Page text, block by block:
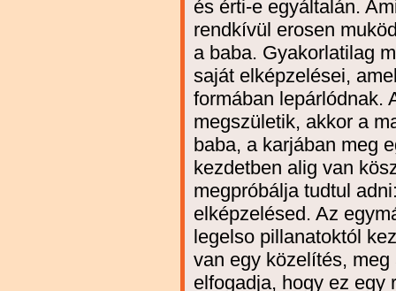
és érti-e egyáltalán.
rendkívül erosen
a baba. Gyakorlatilag
saját elképzelései,
formában lepárlódnak.
megszületik, akkor a
baba, a karjában meg
kezdetben alig van
megpróbálja tudtul
elképzelésed. Az
legelso pillanatoktól
van egy közelítés,
elfogadja, hogy ez egy